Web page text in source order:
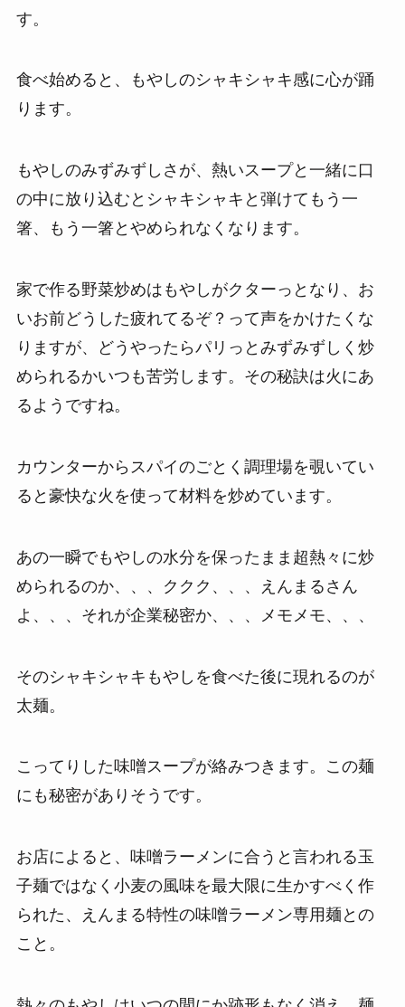
す。
食べ始めると、もやしのシャキシャキ感に心が踊
ります。
もやしのみずみずしさが、熱いスープと一緒に口
の中に放り込むとシャキシャキと弾けてもう一
箸、もう一箸とやめられなくなります。
家で作る野菜炒めはもやしがクターっとなり、お
いお前どうした疲れてるぞ？って声をかけたくな
りますが、どうやったらパリっとみずみずしく炒
められるかいつも苦労します。その秘訣は火にあ
るようですね。
カウンターからスパイのごとく調理場を覗いてい
ると豪快な火を使って材料を炒めています。
あの一瞬でもやしの水分を保ったまま超熱々に炒
められるのか、、、ククク、、、えんまるさん
よ、、、それが企業秘密か、、、メモメモ、、、
そのシャキシャキもやしを食べた後に現れるのが
太麺。
こってりした味噌スープが絡みつきます。この麺
にも秘密がありそうです。
お店によると、味噌ラーメンに合うと言われる玉
子麺ではなく小麦の風味を最大限に生かすべく作
られた、えんまる特性の味噌ラーメン専用麺との
こと。